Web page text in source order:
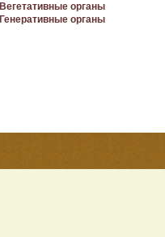
Вегетативные органы
Генеративные органы